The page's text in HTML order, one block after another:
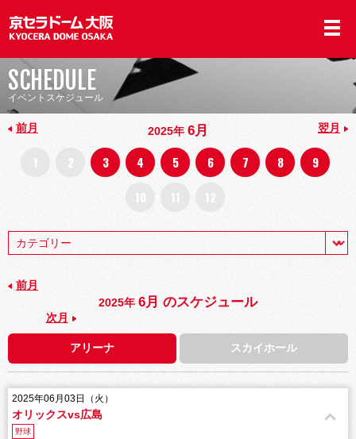
SCHEDULE
イベントスケジュール
前月 2025年 6月 翌月
1 2 3 4 5 6 7 8
9
10
11 12
前月
2025年 6月 のスケジュール
次月
アリーナ スカイホール
2025年06月03日（火）
オリックスvs広島
野球